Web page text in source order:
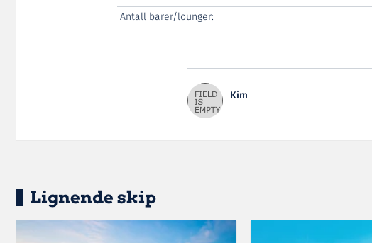
Antall barer/lounger:
Kim
Lignende skip